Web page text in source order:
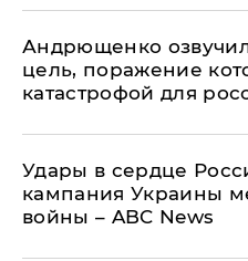
Андрющенко
цель, поражение
катастрофой для
Удары в сердце
кампания Украины
войны – ABC News